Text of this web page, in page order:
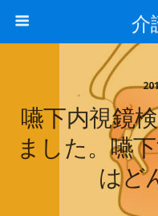
介
嚥下内視鏡
ました。嚥
はど